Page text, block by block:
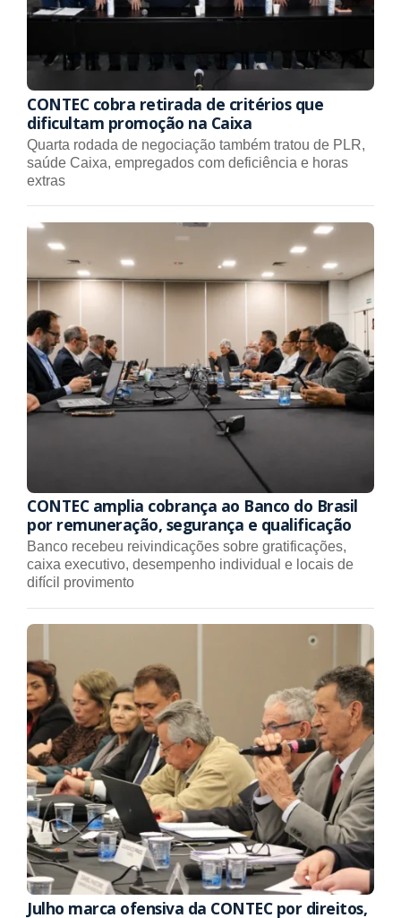
CONTEC cobra retirada de critérios que
dificultam promoção na Caixa
Quarta rodada de negociação também tratou de PLR,
saúde Caixa, empregados com deficiência e horas
extras
CONTEC amplia cobrança ao Banco do Brasil
por remuneração, segurança e qualificação
Banco recebeu reivindicações sobre gratificações,
caixa executivo, desempenho individual e locais de
difícil provimento
Julho marca ofensiva da CONTEC por direitos,